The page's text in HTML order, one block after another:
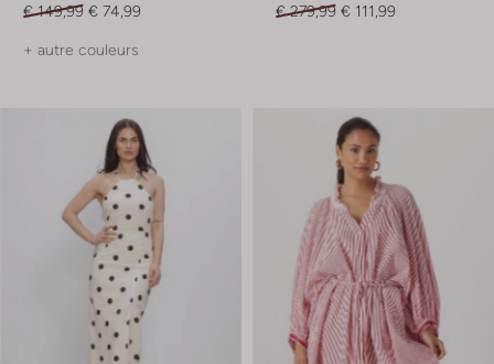
€ 149,99 € 74,99
+ autre couleurs
€ 279,99 € 111,99